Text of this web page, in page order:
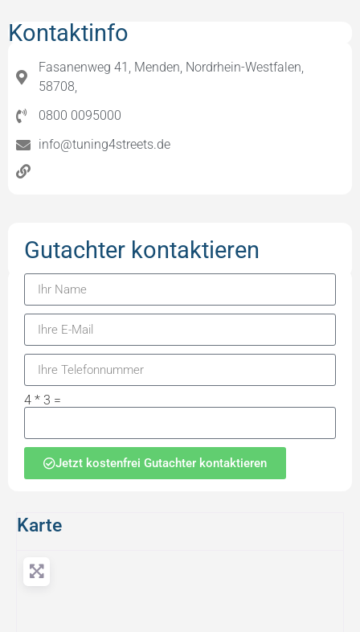
Karte
Kontaktinfo
Fasanenweg 41, Menden, Nordrhein-Westfalen,
58708,
0800 0095000
info@tuning4streets.de
Gutachter kontaktieren
4 * 3 =
Jetzt kostenfrei Gutachter kontaktieren